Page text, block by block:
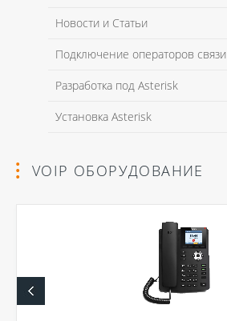
Новости и Статьи
Подключение операторов связи
Разработка под Asterisk
Установка Asterisk
VOIP ОБОРУДОВАНИЕ